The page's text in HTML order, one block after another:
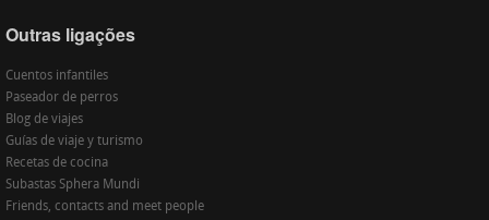
Outras ligações
Cuentos infantiles
Paseador de perros
Blog de viajes
Guías de viaje y turismo
Recetas de cocina
Subastas Sphera Mundi
Friends, contacts and meet people